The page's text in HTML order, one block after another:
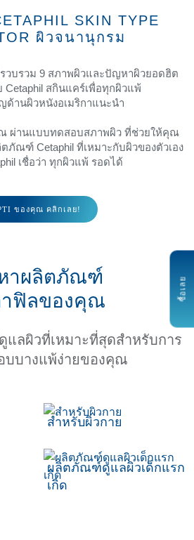
SKIN TYPE
ผิวจนานุกรม
วบรวม 9 สภาพผิวและปัญหาผิวยอดฮิต
Cetaphil สกินแคร์เพื่อทุกผิวแพ้
ด้านผิวหนังอเมริกาแนะนำ
ผ่านแบบทดสอบสภาพผิว ที่ช่วยให้คุณ
ภัณฑ์ Cetaphil ที่เหมาะกับผิวของตัวเอง
เชื่อว่า ทุกผิวแพ้ รอดได้
ของคุณ คลิกเลย!
าผลิตภัณฑ์
าฟิลของคุณ
ลผิวที่เหมาะที่สุดสำหรับการ
บบางแพ้ง่ายของคุณ
สำหรับผิวกาย
ผลิตภัณฑ์ดูแลผิวเด็กแรก
เกิด
ซื้อเลย